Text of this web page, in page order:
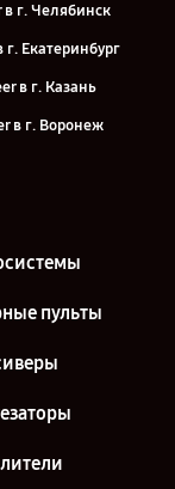
г. Челябинск
Екатеринбург
в г. Казань
в г. Воронеж
в г. Самара
в г. Москва
пульты